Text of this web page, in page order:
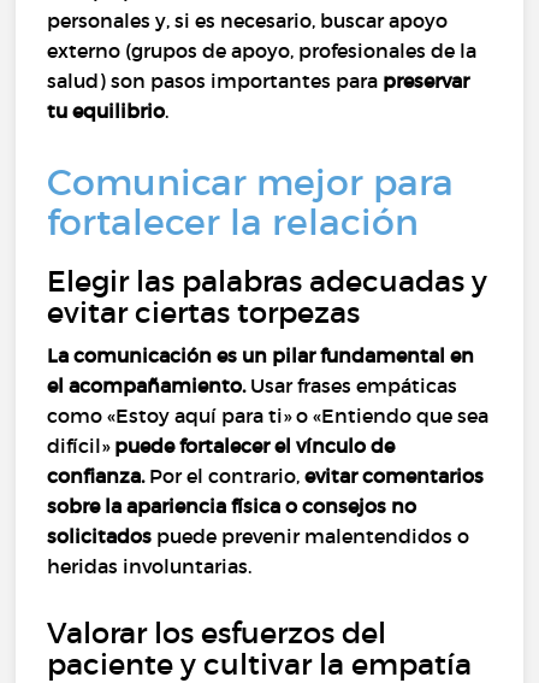
personales y, si es necesario, buscar apoyo
externo (grupos de apoyo, profesionales de la
salud) son pasos importantes para preservar
tu equilibrio.
Comunicar mejor para
fortalecer la relación
Elegir las palabras adecuadas y
evitar ciertas torpezas
La comunicación es un pilar fundamental en
el acompañamiento. Usar frases empáticas
como «Estoy aquí para ti» o «Entiendo que sea
difícil»puede fortalecer el vínculo de
confianza. Por el contrario, evitar comentarios
sobre la apariencia física o consejos no
solicitados puede prevenir malentendidos o
heridas involuntarias.
Valorar los esfuerzos del
paciente y cultivar la empatía